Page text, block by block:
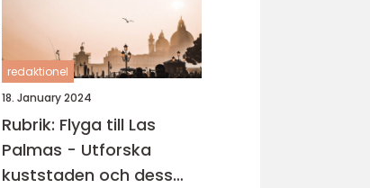
redaktionel
18. January 2024
Rubrik: Flyga till Las
Palmas - Utforska
kuststaden och dess